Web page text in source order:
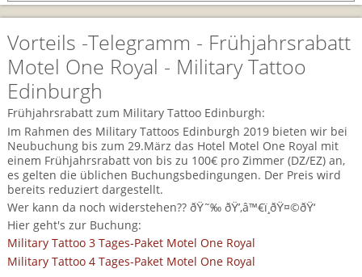
England
Schottland
Wales
Busrundreisen
Cornwall
England
Schottland
Wandern in Cornwall
Wandern in England
Wandern in Schottland
Wandern in Wales
Individualtouren
Wandern in Cornwall (South West Coast Path)
Classic-Car-Reise durch Südengland
Für Outlander‑Fans: inspiriert durch die Highland Saga
Gartenreisen England
Großbritannientouren für Alleinreisende
Reisen mit Hund
Rosamunde Pilcher Reisen durch Cornwall und Südengland
Allergikerreisen
BTCo
BTCo Überblick
News
Kontakt
Feedback
Ihre Reise
Ablauf Ihrer Reise nach Großbritannien
Anreise nach Großbritannien
Bezahlung Ihrer Großbritannien Reise
Extras
Urlaub in Großbritannien
Versicherungsschutz
Vorteils -Telegramm - Frühjahrsrabatt
Motel One Royal - Military Tattoo
Edinburgh
Frühjahrsrabatt zum Military Tattoo Edinburgh:
Im Rahmen des Military Tattoos Edinburgh 2019 bieten wir bei
Neubuchung bis zum 29.März das Hotel Motel One Royal mit
einem Frühjahrsrabatt von bis zu 100€ pro Zimmer (DZ/EZ) an,
es gelten die üblichen Buchungsbedingungen. Der Preis wird
bereits reduziert dargestellt.
Wer kann da noch widerstehen?? ðŸ˜‰ ðŸ’‚‍â™€ï¸ðŸ¤©ðŸ‘
Hier geht's zur Buchung:
Military Tattoo 3 Tages-Paket Motel One Royal
Military Tattoo 4 Tages-Paket Motel One Royal